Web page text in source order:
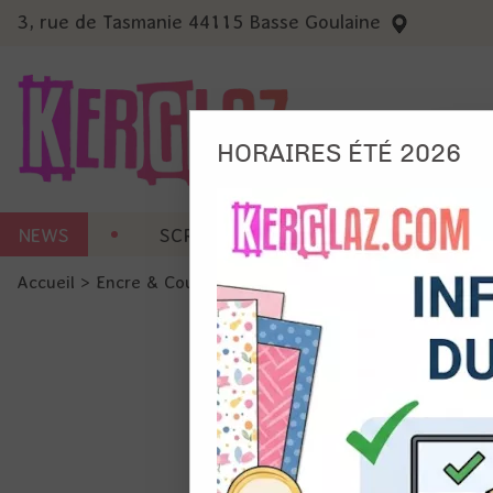
3, rue de Tasmanie 44115 Basse Goulaine
NEWS SCRAP CARTERIE MACHINES
Accueil > Encre & Couleur > Encre alcool -
Ils
et du
précises
Si vous
de la
HORAIRES ÉTÉ 2026